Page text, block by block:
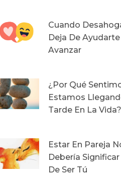
Cuando
Deja De Ayudarte
Avanzar
¿Por Qué
Estamos
Tarde En La Vida?
Estar En Pareja
Debería
De Ser Tú